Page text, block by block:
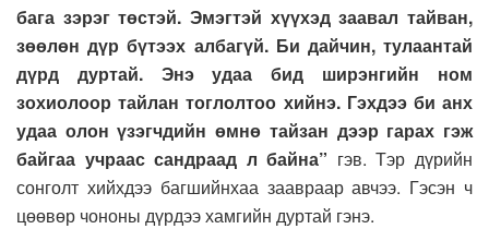
бага зэрэг төстэй. Эмэгтэй хүүхэд заавал тайван,
зөөлөн дүр бүтээх албагүй. Би дайчин, тулаантай
дүрд дуртай. Энэ удаа бид ширэнгийн ном
зохиолоор тайлан тоглолтоо хийнэ. Гэхдээ би анх
удаа олон үзэгчдийн өмнө тайзан дээр гарах гэж
байгаа учраас сандраад л байна” гэв. Тэр дүрийн
сонголт хийхдээ багшийнхаа заавраар авчээ. Гэсэн ч
цөөвөр чононы дүрдээ хамгийн дуртай гэнэ.